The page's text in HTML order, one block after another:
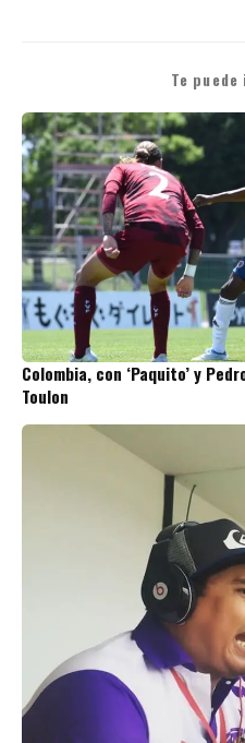
Te
Colombia, con ‘Paquito’ y
Toulon